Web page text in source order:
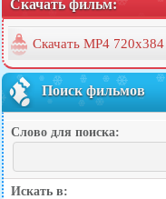
Скачать фильм:
Скачать MP4 720x384
Поиск фильмов
Слово для поиска:
Искать в: